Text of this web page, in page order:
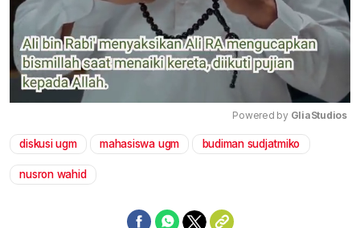
Mute
Powered by GliaStudios
diskusi ugm mahasiswa ugm budiman sudjatmiko
nusron wahid